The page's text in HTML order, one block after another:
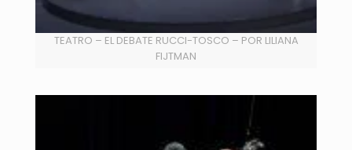
TEATRO – EL DEBATE RUCCI-TOSCO – POR LILIANA
FIJTMAN